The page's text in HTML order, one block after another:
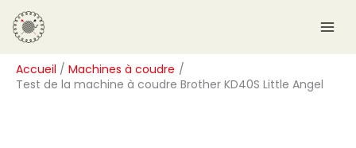
Aller
au
contenu
Accueil
Machines à coudre
Test de la machine à coudre Brother KD40S Little Angel
R
e
c
h